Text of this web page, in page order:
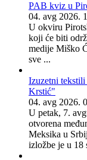
PAB kviz u
04. avg 2026.
U okviru
koji će biti
medije Miško
sve ...
Izuzetni
Krstić"
04. avg 2026.
U petak, 7.
otvorena
Meksika u
izložbe je u 18